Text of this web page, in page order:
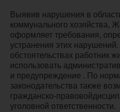
Выявив нарушения в
коммунального хозяйства,
оформляет требования,
устранения этих
обстоятельствах работник
использовать
и предупреждение . По
законодательства также
гражданско-
уголовной ответственности.